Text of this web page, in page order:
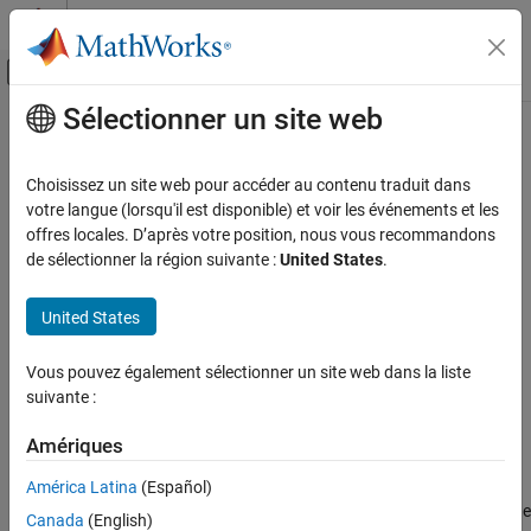
Passer au contenu
Activer/désactiver l'affichage du menu
Accueil de la documentation
Communications Toolbox
Systèmes conformes aux normes
3GPP/3GPP2
Zigbee
NFC
Télévision et câble
P.25
FRS/GMRS
Contenu principal
La traduction de cette page n'est pas à jour. Cliquez ici pour voir la
AMR
compteurs
Les exemples présentés ici illustrent la réception des diffusions de
capturés ou des radios logicielles.
Sélection d՚exemples
Automatic Meter Reading
Read utility meters by processing Standard Consumption Message
Sélectionner un site web
Choisissez un site web pour accéder au contenu traduit dans
votre langue (lorsqu'il est disponible) et voir les événements et les
offres locales. D’après votre position, nous vous recommandons
de sélectionner la région suivante :United States.
United States
Vous pouvez également sélectionner un site web dans la liste
suivante :
Amériques
América Latina (Español)
Canada (English)